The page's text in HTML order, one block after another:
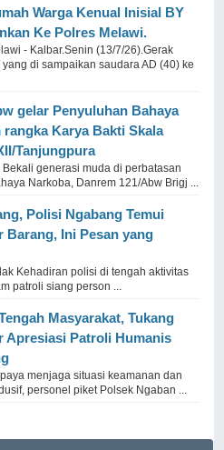
Warga Kenual Inisial BY
Ke Polres Melawi.
- Kalbar.Senin (13/7/26).Gerak
di sampaikan saudara AD (40) ke
gelar Penyuluhan Bahaya
rangka Karya Bakti Skala
Tanjungpura
generasi muda di perbatasan
Narkoba, Danrem 121/Abw Brigj ...
Polisi Ngabang Temui
Barang, Ini Pesan yang
Kehadiran polisi di tengah aktivitas
patroli siang person ...
Masyarakat, Tukang
Apresiasi Patroli Humanis
menjaga situasi keamanan dan
personel piket Polsek Ngaban ...